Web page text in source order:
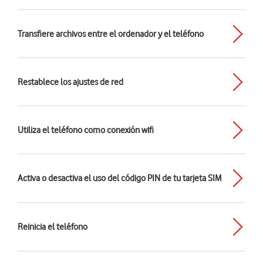
Transfiere archivos entre el ordenador y el teléfono
Restablece los ajustes de red
Utiliza el teléfono como conexión wifi
Activa o desactiva el uso del código PIN de tu tarjeta SIM
Reinicia el teléfono